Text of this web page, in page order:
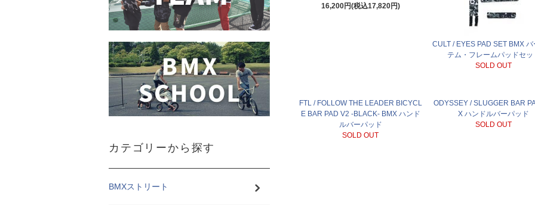
16,200円(税込17,820円)
CULT / EYES PAD SET BMX バ
テム・フレームパッドセッ
SOLD OUT
FTL / FOLLOW THE LEADER BICYCL
E BAR PAD V2 -BLACK- BMX ハンド
ルバーパッド
SOLD OUT
ODYSSEY / SLUGGER BAR
X ハンドルバーパッド
SOLD OUT
カテゴリーから探す
BMXストリート